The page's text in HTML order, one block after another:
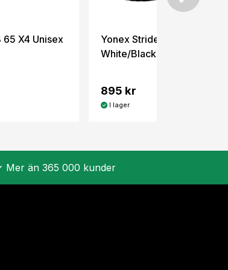
65 X4 Unisex
Yonex Strider Ray
White/Black
895 kr
I lager
Mer än 365 000 kunder